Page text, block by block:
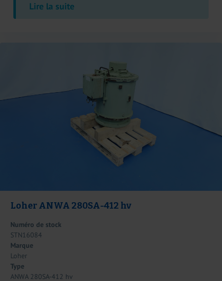
Lire la suite
Loher ANWA 280SA-412 hv
Numéro de stock
STN16084
Marque
Loher
Type
ANWA 280SA-412 hv